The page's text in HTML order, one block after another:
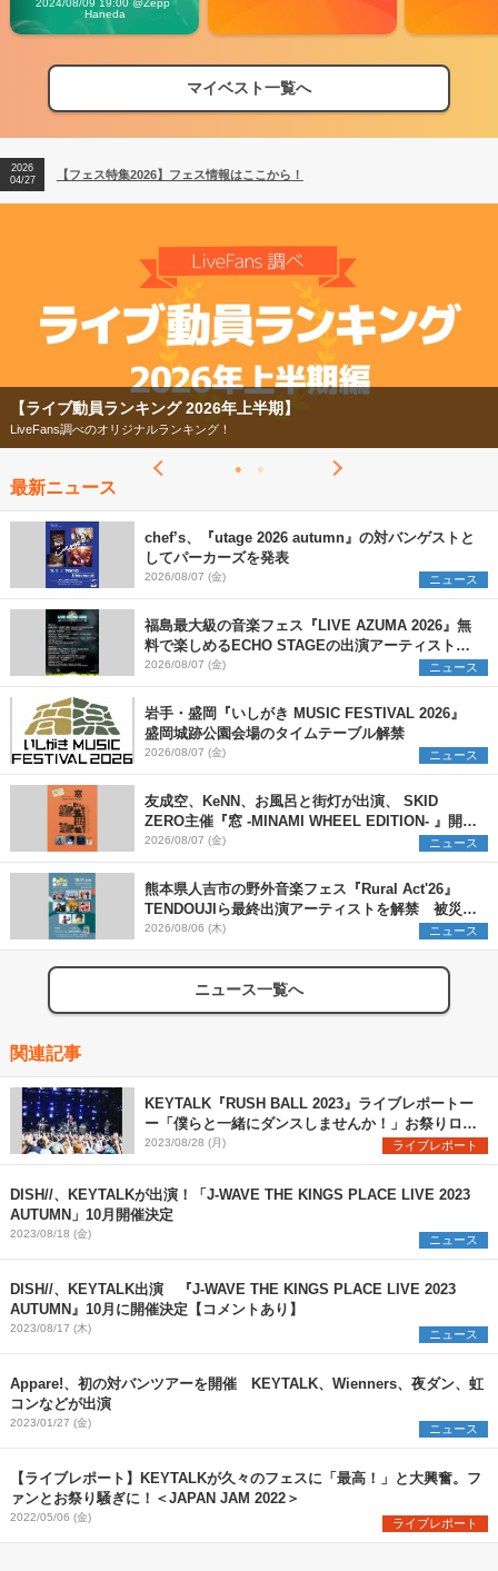
2024/08/09 19:00 @Zepp
Haneda
マイベスト一覧へ
【フェス特集2026】フェス情報はここから！
【ライブ動員ランキング】2026年上半期編発表！
2026
04/27
【フェス特集2026】フェス情報はここから！
2026
【フェス特集2026】
今年もフェスの季節がやってきた！
最新ニュース
chef’s、『utage 2026 autumn』の対バンゲストと
してパーカーズを発表
2026/08/07 (金) ニュース
福島最大級の音楽フェス『LIVE AZUMA 2026』無
料で楽しめるECHO STAGEの出演アーティストを
発表
2026/08/07 (金) ニュース
岩手・盛岡『いしがき MUSIC FESTIVAL 2026』
盛岡城跡公園会場のタイムテーブル解禁
2026/08/07 (金) ニュース
友成空、KeNN、お風呂と街灯が出演、 SKID
ZERO主催『窓 -MINAMI WHEEL EDITION- 』開催
決定
2026/08/07 (金) ニュース
熊本県人吉市の野外音楽フェス『Rural Act'26』
TENDOUJIら最終出演アーティストを解禁 被災地
支援プロジェクトの始動も発表
2026/08/06 (木) ニュース
ニュース一覧へ
関連記事
KEYTALK『RUSH BALL 2023』ライブレポートー
ー「僕らと一緒にダンスしませんか！」お祭りロッ
クバンドの真価を発揮
2023/08/28 (月) ライブレポート
DISH//、KEYTALKが出演！「J-WAVE THE KINGS PLACE LIVE 2023
AUTUMN」10月開催決定
2023/08/18 (金) ニュース
DISH//、KEYTALK出演 『J-WAVE THE KINGS PLACE LIVE 2023
AUTUMN』10月に開催決定【コメントあり】
2023/08/17 (木) ニュース
Appare!、初の対バンツアーを開催 KEYTALK、Wienners、夜ダン、虹
コンなどが出演
2023/01/27 (金) ニュース
【ライブレポート】KEYTALKが久々のフェスに「最高！」と大興奮。フ
ァンとお祭り騒ぎに！＜JAPAN JAM 2022＞
2022/05/06 (金) ライブレポート